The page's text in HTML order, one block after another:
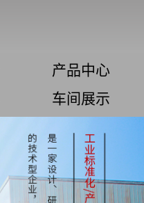
产品中心
车间展示